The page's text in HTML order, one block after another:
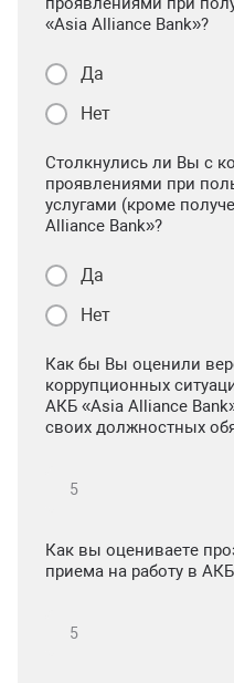
«Asia Alliance Bank»?
Да
Нет
Столкнулись ли Вы с
проявлениями при
услугами (кроме
Alliance Bank»?
Да
Нет
Как бы Вы оценили
коррупционных
АКБ «Asia Alliance
своих должностных
Как вы оцениваете
приема на работу в